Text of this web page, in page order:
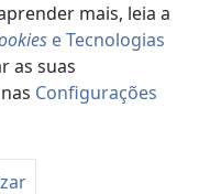
mais, leia a
e Tecnologias
as suas
Configurações